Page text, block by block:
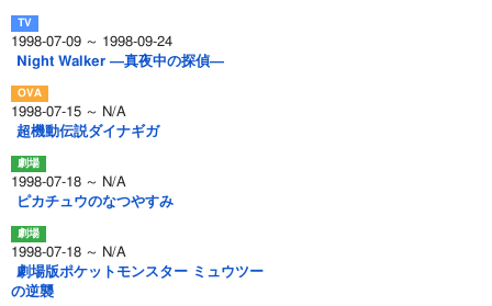
1998-07-09 ～ 1998-09-24
Night Walker ―真夜中の探偵―
1998-07-15 ～ N/A
超機動伝説ダイナギガ
1998-07-18 ～ N/A
ピカチュウのなつやすみ
1998-07-18 ～ N/A
劇場版ポケットモンスター ミュウツー
の逆襲